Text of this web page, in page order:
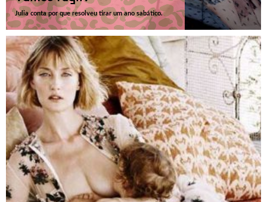
Julia conta por que resolveu tirar um ano sabático.